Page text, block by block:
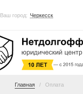
Ваш город: Черкесск
Главная Оплата